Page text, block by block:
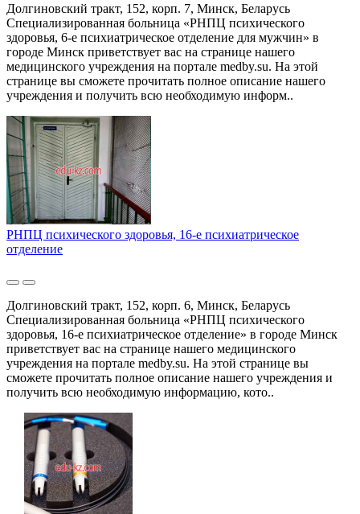
Долгиновский тракт, 152, корп. 7, Минск, Беларусь
Специализированная больница «РНПЦ психического
здоровья, 6-е психиатрическое отделение для мужчин» в
городе Минск приветствует вас на странице нашего
медицинского учреждения на портале medby.su. На этой
странице вы сможете прочитать полное описание нашего
учреждения и получить всю необходимую информ..
РНПЦ психического здоровья, 16-е психиатрическое
отделение
Долгиновский тракт, 152, корп. 6, Минск, Беларусь
Специализированная больница «РНПЦ психического
здоровья, 16-е психиатрическое отделение» в городе Минск
приветствует вас на странице нашего медицинского
учреждения на портале medby.su. На этой странице вы
сможете прочитать полное описание нашего учреждения и
получить всю необходимую информацию, кото..